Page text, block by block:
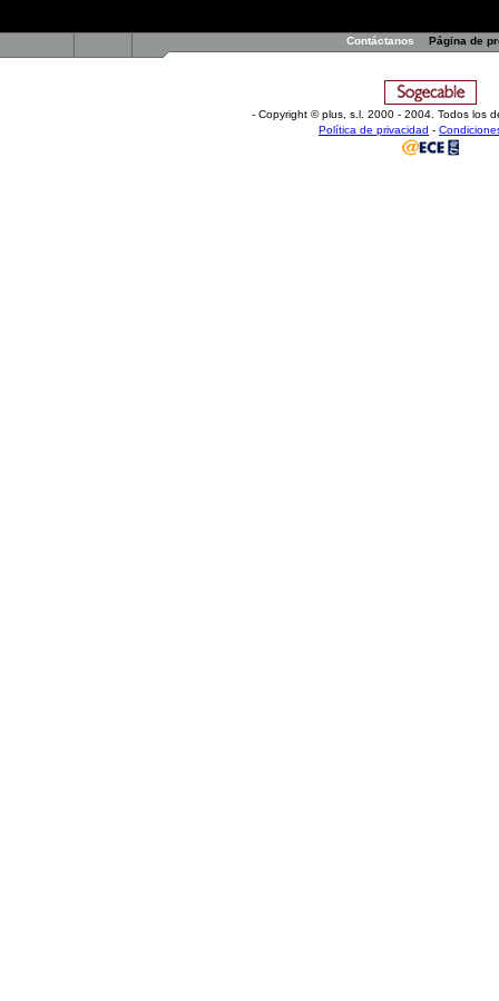
Contáctanos Página de
- Copyright © plus, s.l 2000 - 2004. Todos los
Política de privacidad -